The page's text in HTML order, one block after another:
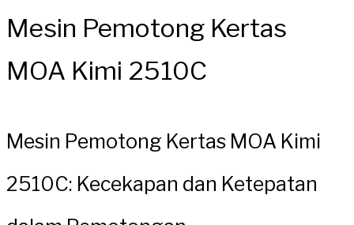
Mesin Pemotong Kertas
MOA Kimi 2510C
Mesin Pemotong Kertas MOA Kimi
2510C: Kecekapan dan Ketepatan